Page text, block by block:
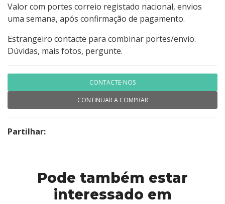
Valor com portes correio registado nacional, envios
uma semana, após confirmação de pagamento.
Estrangeiro contacte para combinar portes/envio.
Dúvidas, mais fotos, pergunte.
CONTACTE-NOS
CONTINUAR A COMPRAR
Partilhar:
Pode também estar
interessado em